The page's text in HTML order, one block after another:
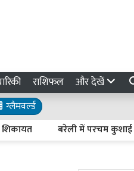
राशिफल और देखें
ग्लैमवर्ल्ड
बरेली में परचम कुशाई के